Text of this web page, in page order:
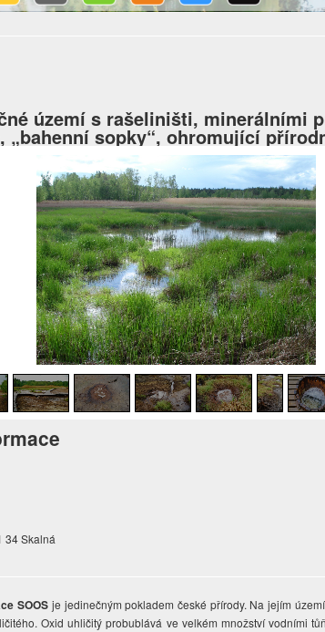
území s rašeliništi, minerálními
„bahenní sopky“, ohromující
34 Skalná
SOOS je jedinečným pokladem české přírody. Na jejím
Oxid uhličitý probublává ve velkém množství vodními